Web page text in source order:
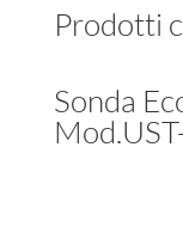
Prodotti
Sonda